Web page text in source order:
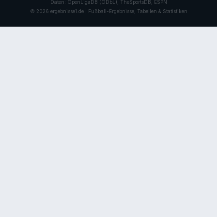
Daten: OpenLigaDB (ODbL), TheSportsDB, ESPN
© 2026 ergebnisse1.de | Fußball-Ergebnisse, Tabellen & Statistiken